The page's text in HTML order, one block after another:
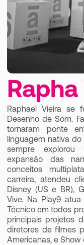
Raphael Vieira se
Desenho de Som.
tornaram ponte
linguagem nativa
sempre explorou
expansão das
conceitos
carreira, atendeu
Disney (US e BR),
Vive. Na Play9
Técnico em todos
principais projetos
diretores de filmes
Americanas, e Show